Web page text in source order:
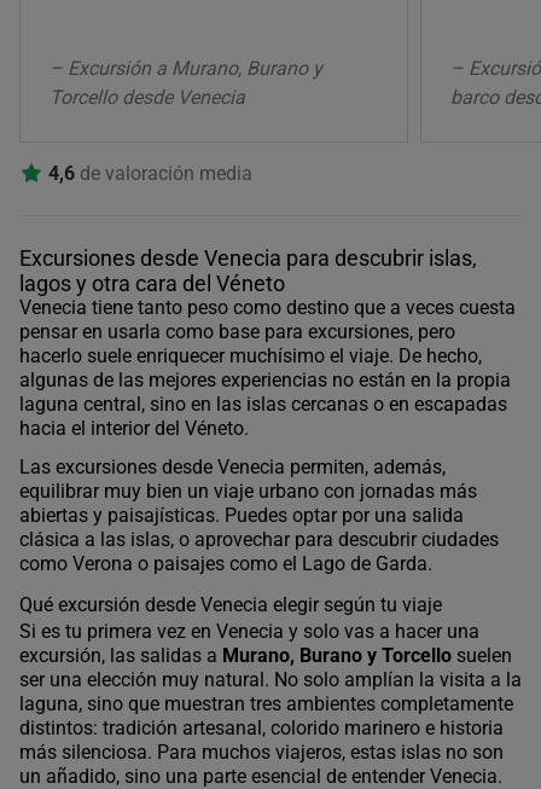
– Excursión a Murano, Burano y
Torcello desde Venecia
–
barco
4,6 de valoración media
Excursiones desde Venecia para descubrir islas,
lagos y otra cara del Véneto
Venecia tiene tanto peso como destino que a veces cuesta
pensar en usarla como base para excursiones, pero
hacerlo suele enriquecer muchísimo el viaje. De hecho,
algunas de las mejores experiencias no están en la propia
laguna central, sino en las islas cercanas o en escapadas
hacia el interior del Véneto.
Las excursiones desde Venecia permiten, además,
equilibrar muy bien un viaje urbano con jornadas más
abiertas y paisajísticas. Puedes optar por una salida
clásica a las islas, o aprovechar para descubrir ciudades
como Verona o paisajes como el Lago de Garda.
Qué excursión desde Venecia elegir según tu viaje
Si es tu primera vez en Venecia y solo vas a hacer una
excursión, las salidas a Murano, Burano y Torcello suelen
ser una elección muy natural. No solo amplían la visita a la
laguna, sino que muestran tres ambientes completamente
distintos: tradición artesanal, colorido marinero e historia
más silenciosa. Para muchos viajeros, estas islas no son
un añadido, sino una parte esencial de entender Venecia.